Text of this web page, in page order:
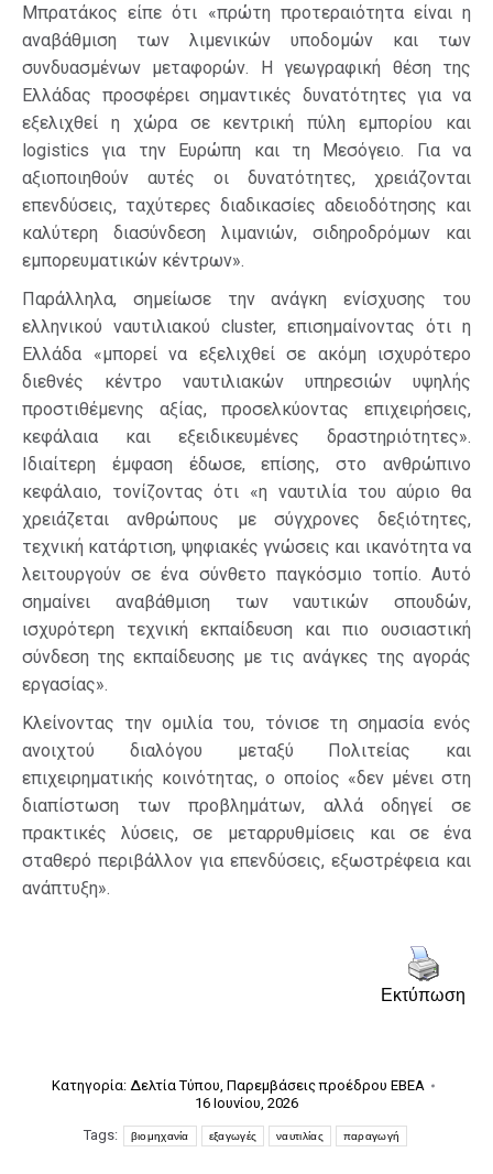
Μπρατάκος είπε ότι «πρώτη προτεραιότητα είναι η
αναβάθμιση των λιμενικών υποδομών και των
συνδυασμένων μεταφορών. Η γεωγραφική θέση της
Ελλάδας προσφέρει σημαντικές δυνατότητες για να
εξελιχθεί η χώρα σε κεντρική πύλη εμπορίου και
logistics για την Ευρώπη και τη Μεσόγειο. Για να
αξιοποιηθούν αυτές οι δυνατότητες, χρειάζονται
επενδύσεις, ταχύτερες διαδικασίες αδειοδότησης και
καλύτερη διασύνδεση λιμανιών, σιδηροδρόμων και
εμπορευματικών κέντρων».
Παράλληλα, σημείωσε την ανάγκη ενίσχυσης του
ελληνικού ναυτιλιακού cluster, επισημαίνοντας ότι η
Ελλάδα «μπορεί να εξελιχθεί σε ακόμη ισχυρότερο
διεθνές κέντρο ναυτιλιακών υπηρεσιών υψηλής
προστιθέμενης αξίας, προσελκύοντας επιχειρήσεις,
κεφάλαια και εξειδικευμένες δραστηριότητες».
Ιδιαίτερη έμφαση έδωσε, επίσης, στο ανθρώπινο
κεφάλαιο, τονίζοντας ότι «η ναυτιλία του αύριο θα
χρειάζεται ανθρώπους με σύγχρονες δεξιότητες,
τεχνική κατάρτιση, ψηφιακές γνώσεις και ικανότητα να
λειτουργούν σε ένα σύνθετο παγκόσμιο τοπίο. Αυτό
σημαίνει αναβάθμιση των ναυτικών σπουδών,
ισχυρότερη τεχνική εκπαίδευση και πιο ουσιαστική
σύνδεση της εκπαίδευσης με τις ανάγκες της αγοράς
εργασίας».
Κλείνοντας την ομιλία του, τόνισε τη σημασία ενός
ανοιχτού διαλόγου μεταξύ Πολιτείας και
επιχειρηματικής κοινότητας, ο οποίος «δεν μένει στη
διαπίστωση των προβλημάτων, αλλά οδηγεί σε
πρακτικές λύσεις, σε μεταρρυθμίσεις και σε ένα
σταθερό περιβάλλον για επενδύσεις, εξωστρέφεια και
ανάπτυξη».
Εκτύπωση
Κατηγορία: Δελτία Τύπου Παρεμβάσεις προέδρου ΕΒΕΑ
16 Ιουνίου, 2026
Tags:
βιομηχανία εξαγωγές ναυτιλίας παραγωγή